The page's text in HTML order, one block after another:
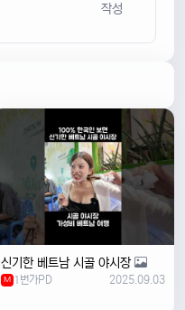
작성
신기한 베트남 시골 야시장
M 1번가PD 2025.09.03